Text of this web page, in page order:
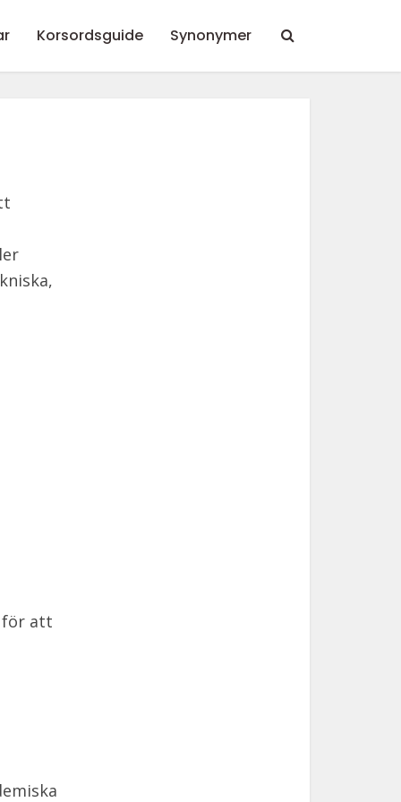
Korsordsguide Synonymer
för att